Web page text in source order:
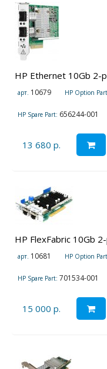
HP Ethernet 10Gb 2-
арт. 10679 HP Option
HP Spare Part: 656244-001
13 680 р.
HP FlexFabric 10Gb
арт. 10681 HP Option
HP Spare Part: 701534-001
15 000 р.